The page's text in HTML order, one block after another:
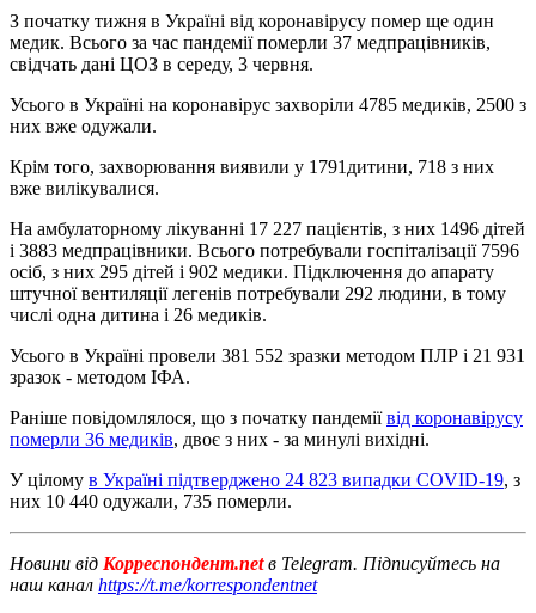
З початку тижня в Україні від коронавірусу помер ще один
медик. Всього за час пандемії померли 37 медпрацівників,
свідчать дані ЦОЗ в середу, 3 червня.
Усього в Україні на коронавірус захворіли 4785 медиків, 2500 з
них вже одужали.
Крім того, захворювання виявили у 1791дитини, 718 з них
вже вилікувалися.
На амбулаторному лікуванні 17 227 пацієнтів, з них 1496 дітей
і 3883 медпрацівники. Всього потребували госпіталізації 7596
осіб, з них 295 дітей і 902 медики. Підключення до апарату
штучної вентиляції легенів потребували 292 людини, в тому
числі одна дитина і 26 медиків.
Усього в Україні провели 381 552 зразки методом ПЛР і 21 931
зразок - методом ІФА.
Раніше повідомлялося, що з початку пандеміївід коронавірусу
померли 36 медиків, двоє з них - за минулі вихідні.
У цілому в Україні підтверджено 24 823 випадки COVID-19, з
них 10 440 одужали, 735 померли.
Новини від Корреспондент.netв Telegram. Підписуйтесь на
наш канал https://t.me/korrespondentnet